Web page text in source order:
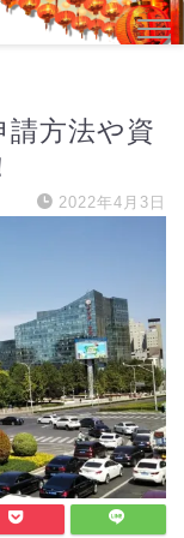
請方法や資
2022年4月3日